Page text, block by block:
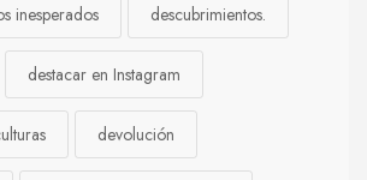
inesperados descubrimientos.
destacar en Instagram
devolución